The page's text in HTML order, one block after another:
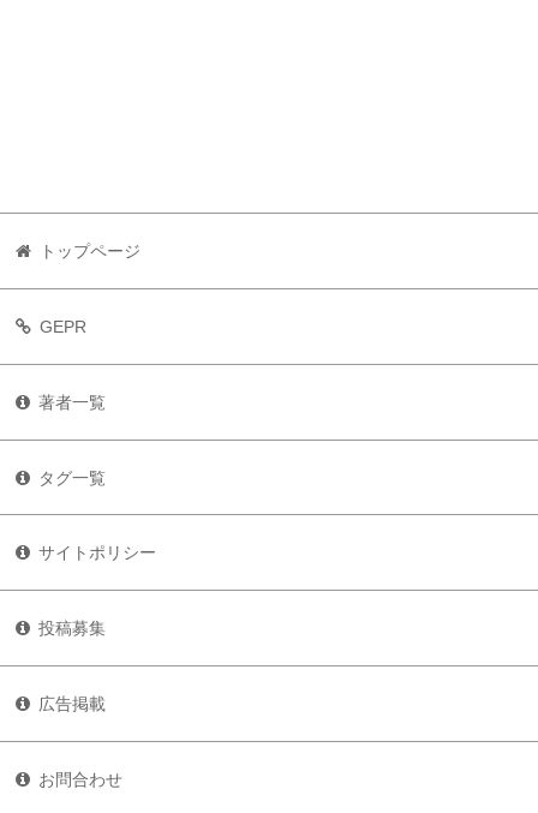
トップページ
GEPR
著者一覧
タグ一覧
サイトポリシー
投稿募集
広告掲載
お問合わせ